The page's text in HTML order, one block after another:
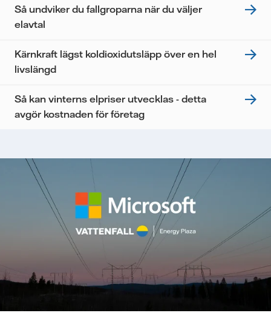
Så undviker du fallgroparna när du väljer
elavtal
Kärnkraft lägst koldioxidutsläpp över en hel
livslängd
Så kan vinterns elpriser utvecklas - detta
avgör kostnaden för företag